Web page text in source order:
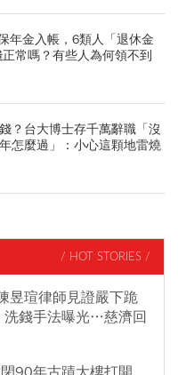
年金入帳，6類人「退休金
常嗎？有些人為何領不到
？台大博士存千萬辭職「沒
怎麼過」：小心這顆地雷燒
/ HOT STORIES /
昱瑄律師見證嚴下跪
錢手法曝光…慈濟回